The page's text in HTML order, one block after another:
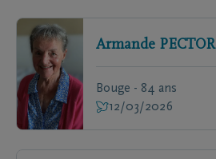
Armande PECTOR
Bouge - 84 ans
12/03/2026